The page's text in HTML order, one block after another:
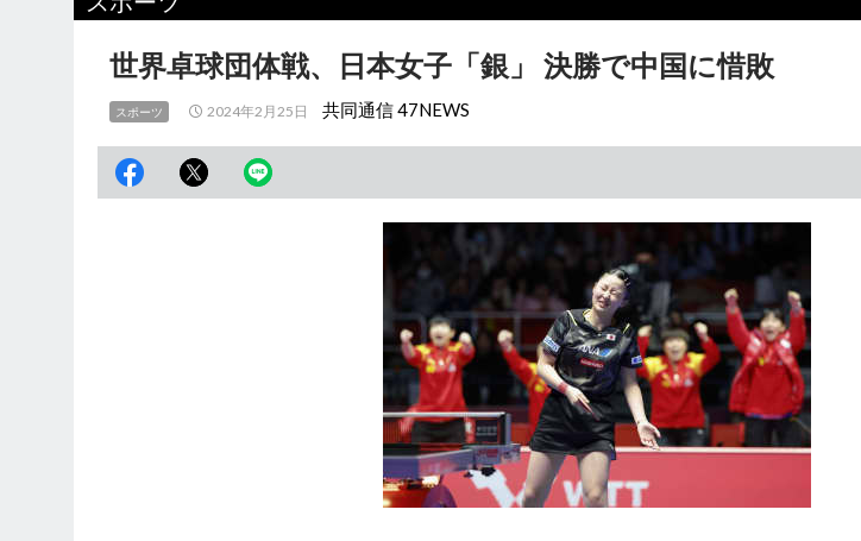
世界卓球団体戦、日本女子「銀」 決勝で中国に惜敗
スポーツ 2024年2月25日 共同通信 47NEWS